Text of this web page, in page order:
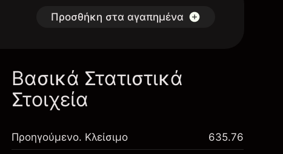
Προσθήκη στα αγαπημένα
Βασικά Στατιστικά
Στοιχεία
Προηγούμενο. Κλείσιμο 635.76